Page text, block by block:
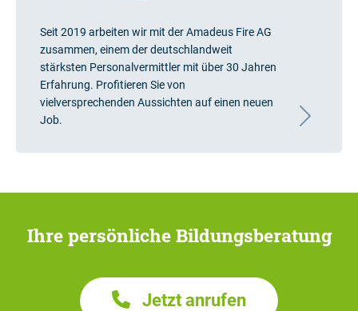
Seit 2019 arbeiten wir mit der Amadeus Fire AG
zusammen, einem der deutschlandweit
stärksten Personalvermittler mit über 30 Jahren
Erfahrung. Profitieren Sie von
vielversprechenden Aussichten auf einen neuen
Job.
Ihre persönliche Bildungsberatung
Jetzt anrufen